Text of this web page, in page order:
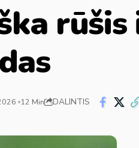
12 Min DALINTIS